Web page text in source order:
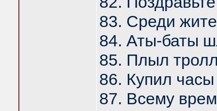
83. Среди
84. Аты-баты
85. Плыл
86. Купил
87. Всему